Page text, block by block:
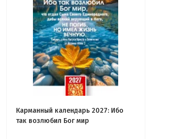
Карманный календарь 2027: Ибо
так возлюбил Бог мир